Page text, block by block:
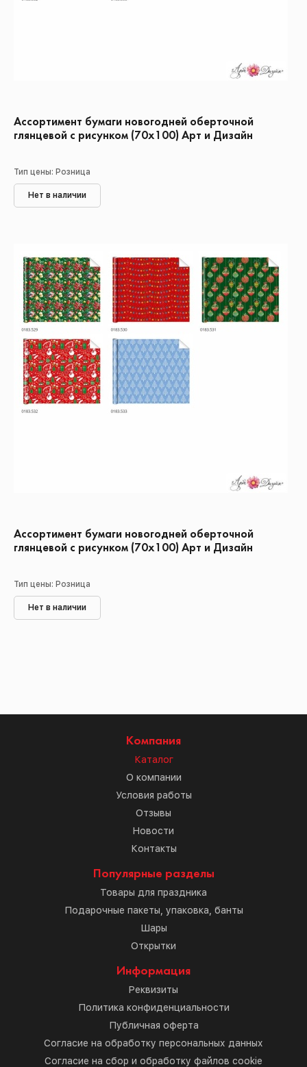
Ассортимент бумаги новогодней оберточной
глянцевой с рисунком (70х100) Арт и Дизайн
Тип цены: Розница
Нет в наличии
Ассортимент бумаги новогодней оберточной
глянцевой с рисунком (70х100) Арт и Дизайн
Тип цены: Розница
Нет в наличии
Компания
Каталог
О компании
Условия работы
Отзывы
Новости
Контакты
Популярные разделы
Товары для праздника
Подарочные пакеты, упаковка, банты
Шары
Открытки
Информация
Реквизиты
Политика конфиденциальности
Публичная оферта
Согласие на обработку персональных данных
Согласие на сбор и обработку файлов cookie